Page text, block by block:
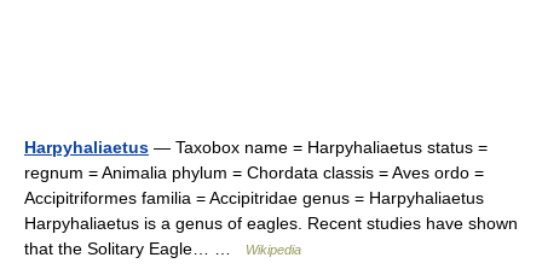
Harpyhaliaetus — Taxobox name = Harpyhaliaetus status =
regnum = Animalia phylum = Chordata classis = Aves ordo =
Accipitriformes familia = Accipitridae genus = Harpyhaliaetus
Harpyhaliaetus is a genus of eagles. Recent studies have shown
that the Solitary Eagle… …
Wikipedia